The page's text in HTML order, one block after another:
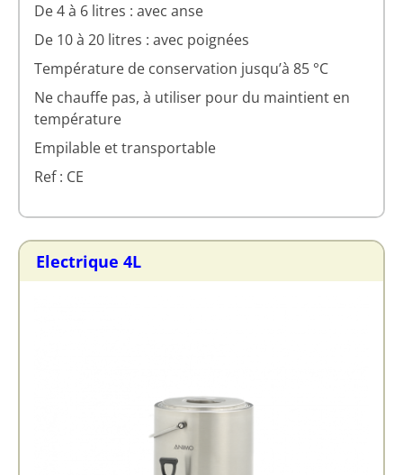
De 4 à 6 litres : avec anse
De 10 à 20 litres : avec poignées
Température de conservation jusqu’à 85 °C
Ne chauffe pas, à utiliser pour du maintient en
température
Empilable et transportable
Ref : CE
Electrique 4L